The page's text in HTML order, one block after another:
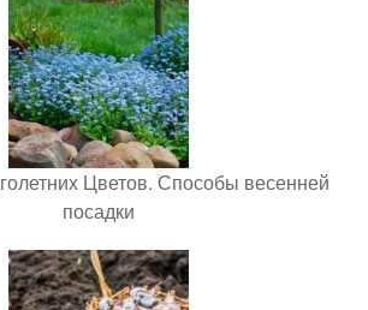
Цветов. Способы весенней
посадки